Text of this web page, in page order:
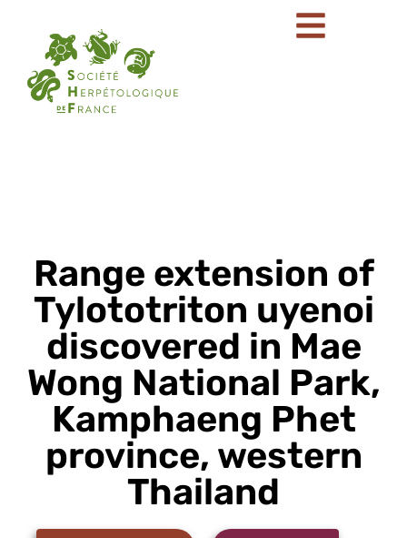
Range extension of
Tylototriton uyenoi
discovered in Mae
Wong National Park,
Kamphaeng Phet
province, western
Thailand